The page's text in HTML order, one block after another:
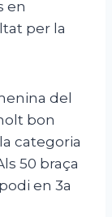
en
per la
del
bon
categoria
50 braça
en 3a